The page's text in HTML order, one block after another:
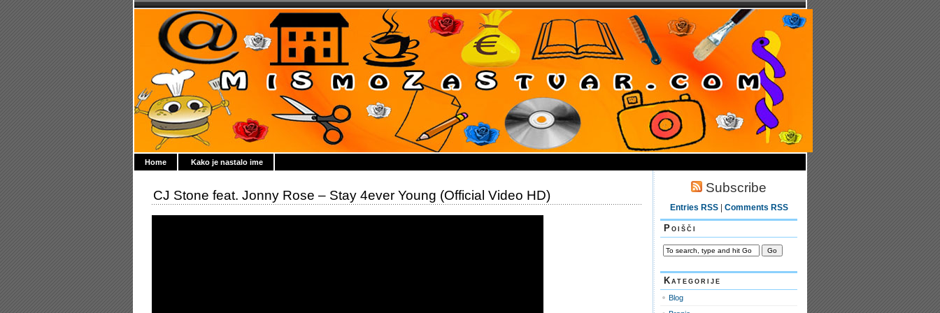
Home Kako je nastalo ime
CJ Stone feat. Jonny Rose – Stay 4ever Young (Official Video HD)
Subscribe
Entries RSS| Comments RSS
Poišči
Kategorije
Blog